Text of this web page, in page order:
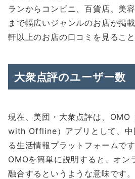
ランからコンビニ、百貨店、美
まで幅広いジャンルのお店が掲
軒以上のお店の口コミを見ること
大衆点評のユーザー数
現在、美団・大衆点評は、
with Offline）アプリとして、中
る生活情報プラットフォームです
OMOを簡単に説明すると、オン
融合するというような意味です。